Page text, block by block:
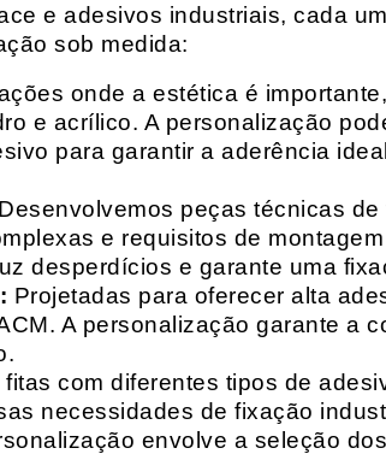
e adesivos industriais, cada
sob medida:
onde a estética é
e acrílico. A personalização
para garantir a aderência
Desenvolvemos peças técnicas
e requisitos de
desperdícios e garante uma
Projetadas para oferecer alta
A personalização garante a
com diferentes tipos de
necessidades de fixação
envolve a seleção